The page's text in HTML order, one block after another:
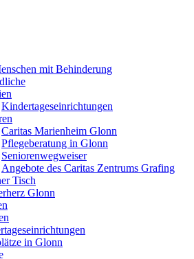
mit Behinderung
Kindertageseinrichtungen
Caritas Marienheim Glonn
Pflegeberatung in Glonn
Seniorenwegweiser
Angebote des Caritas Zentrums Grafing
Tisch
Glonn
in Glonn